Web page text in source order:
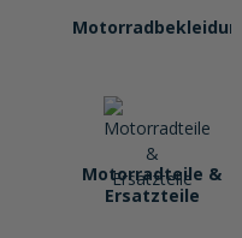
Motorradbekleidung
Motorradteile &
Ersatzteile